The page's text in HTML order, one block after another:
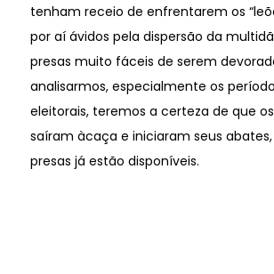
tenham receio de enfrentarem os
por aí ávidos pela dispersão da
presas muito fáceis de serem
analisarmos, especialmente os
eleitorais, teremos a certeza de que
saíram àcaça e iniciaram seus abates,
presas já estão disponíveis.